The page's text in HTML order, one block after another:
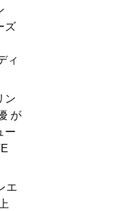
ズ
ィ
ン
が
ー
エ